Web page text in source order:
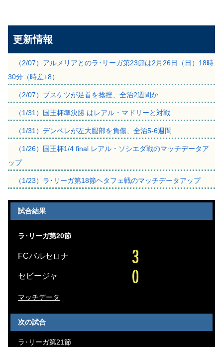
更新情報
（2/07）アルメリアとのラ･リーガ第23節は2月26日（日）18時
30分（時差+8）
（2/07）ブスケツが足首を捻挫、全治2週間か
（1/31）国王杯準決勝 はレアル・マドリーと対戦
（1/31）デンベレが左大腿部を負傷、全治5-6週間
（1/26）国王杯1/4 final レアル・ソシエダ戦のマッチデータア
ップ
（1/23）ラ･リーガ第18節ヘタフェ戦のマッチデータアップ
試合結果
ラ･リーガ第20節
FCバルセロナ
セビージャ
マッチデータ
次の試合
ラ･リーガ第21節